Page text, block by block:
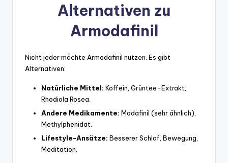
Alternativen zu
Armodafinil
Nicht jeder möchte Armodafinil nutzen. Es gibt
Alternativen:
Natürliche Mittel: Koffein, Grüntee-Extrakt,
Rhodiola Rosea.
Andere Medikamente: Modafinil (sehr ähnlich),
Methylphenidat.
Lifestyle-Ansätze: Besserer Schlaf, Bewegung,
Meditation.